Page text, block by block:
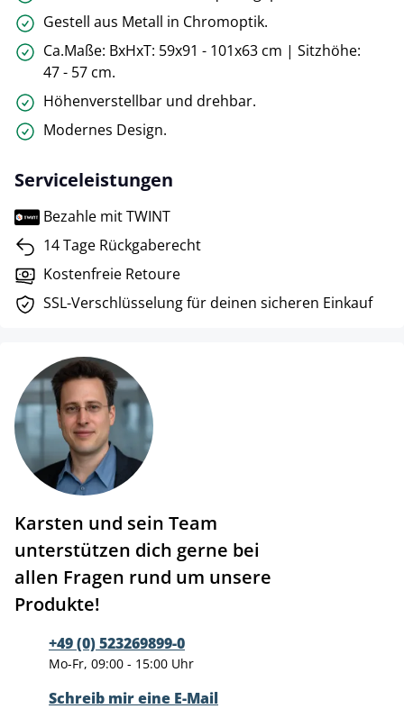
Gestell aus Metall in Chromoptik.
Ca.Maße: BxHxT: 59x91 - 101x63 cm | Sitzhöhe:
47 - 57 cm.
Höhenverstellbar und drehbar.
Modernes Design.
Serviceleistungen
Bezahle mit TWINT
14 Tage Rückgaberecht
Kostenfreie Retoure
SSL-Verschlüsselung für deinen sicheren Einkauf
Karsten und sein Team
unterstützen dich gerne bei
allen Fragen rund um unsere
Produkte!
+49 (0) 523269899-0
Mo-Fr, 09:00 - 15:00 Uhr
Schreib mir eine E-Mail